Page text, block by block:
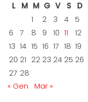
L
M M G V S
D
1
2 3 4
5
6
7 8 9 10 11
12
13 14 15 16 17 18 19
20 21 22 23 24 25 26
27 28
« Gen
Mar »